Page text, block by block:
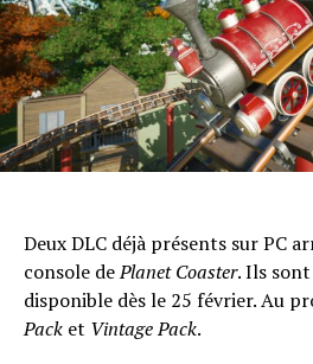
Deux DLC déjà présents sur PC
console dePlanet Coaster. Ils
disponible dès le 25 février. Au
Pack et Vintage Pack.